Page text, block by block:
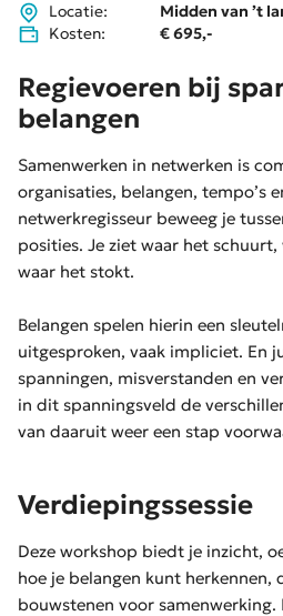
Locatie:
Midden van ’t
Kosten:
€ 695,-
Regievoeren bij
belangen
Samenwerken in netwerken is
organisaties, belangen, tempo’s
netwerkregisseur beweeg je
posities. Je ziet waar het
waar het stokt.
Belangen spelen hierin een
uitgesproken, vaak impliciet. En
spanningen, misverstanden en
in dit spanningsveld de
van daaruit weer een stap
Verdiepingssessie
Deze workshop biedt je inzicht,
hoe je belangen kunt herkennen,
bouwstenen voor